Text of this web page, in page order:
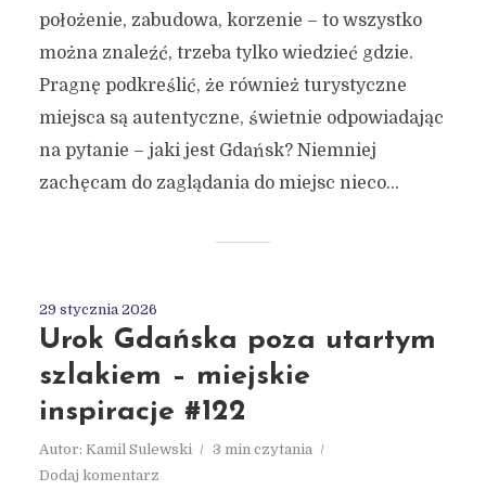
położenie, zabudowa, korzenie – to wszystko
można znaleźć, trzeba tylko wiedzieć gdzie.
Pragnę podkreślić, że również turystyczne
miejsca są autentyczne, świetnie odpowiadając
na pytanie – jaki jest Gdańsk? Niemniej
zachęcam do zaglądania do miejsc nieco...
29 stycznia 2026
Urok Gdańska poza utartym
szlakiem – miejskie
inspiracje #122
Autor: Kamil Sulewski
3 min czytania
Dodaj komentarz